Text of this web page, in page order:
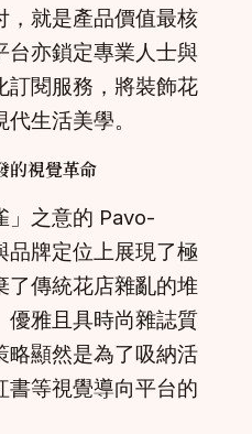
，就是產品價值最核
台亦鎖定專業人士與
訂閱服務，將裝飾花
生活美學。
的視覺革命
」之意的 Pavo-
品牌定位上展現了極
了傳統花店雜亂的堆
優雅且具時尚雜誌質
略顯然是為了吸納活
書等視覺導向平台的